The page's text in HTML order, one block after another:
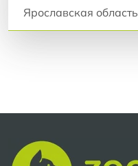
Ярославская область